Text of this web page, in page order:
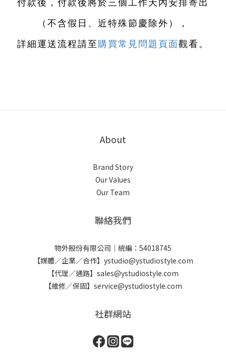
付款後，付款後將於三個工作天內安排寄出
（不含假日、近特殊節慶除外） ，
詳細運送流程請至 購買常見問題頁面觀看。
About
Brand Story
Our Values
Our Team
聯絡我們
物外股份有限公司｜統編：54018745
【媒體／企業／合作】ystudio@ystudiostyle.com
【代理／通路】sales@ystudiostyle.com
【維修／保固】service@ystudiostyle.com
社群網站